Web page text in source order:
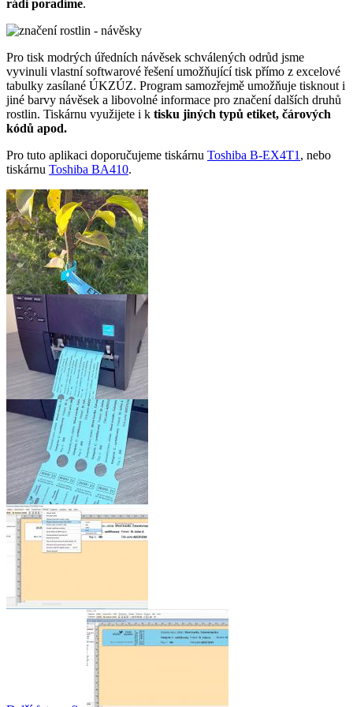
rádi poradíme.
Pro tisk modrých úředních návěsek schválených odrůd jsme
vyvinuli vlastní softwarové řešení umožňující tisk přímo z excelové
tabulky zasílané ÚKZÚZ. Program samozřejmě umožňuje tisknout i
jiné barvy návěsek a libovolné informace pro značení dalších druhů
rostlin. Tiskárnu využijete i k tisku jiných typů etiket, čárových
kódů apod.
Pro tuto aplikaci doporučujeme tiskárnu Toshiba B-EX4T1 , nebo
tiskárnu Toshiba BA410.